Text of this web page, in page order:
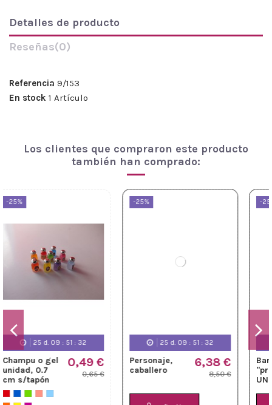
Detalles de producto
Reseñas(0)
Referencia 9/153
En stock 1 Artículo
Los clientes que compraron este producto
también han comprado:
€
25 d. 09
Personaje,
caballero
6,38 €
8,50 €
25 d. 09
Bandeja de
"pringa"
2,81 €
3,75 €